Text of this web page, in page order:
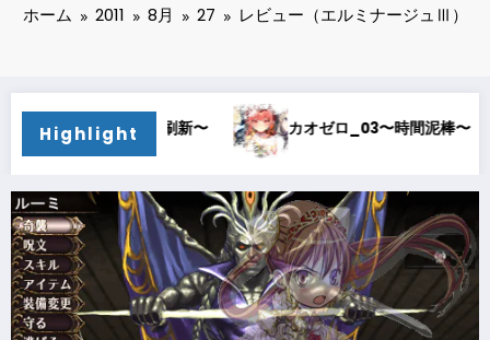
ホーム 2011 8月 27 レビュー（エルミナージュⅢ）
Highlightカオゼロ_03〜時間泥棒〜 カオゼロ_02〜